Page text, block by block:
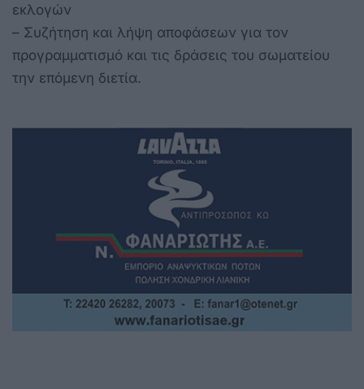
εκλογών
– Συζήτηση και λήψη αποφάσεων για τον
προγραμματισμό και τις δράσεις του σωματείου
την επόμενη διετία.